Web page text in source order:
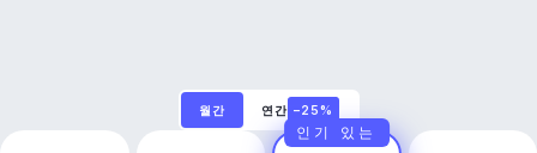
월간 연간 –25%
인기 있는